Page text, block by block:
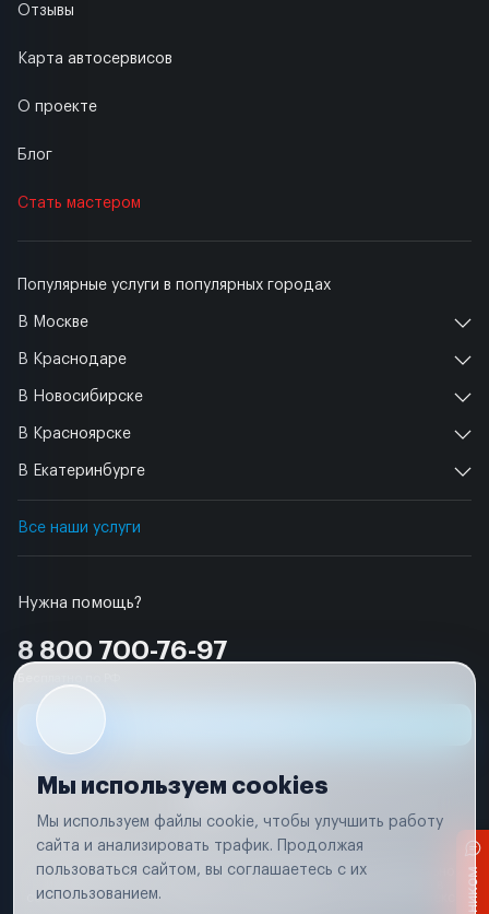
Нужна помощь?
8 800 700-76-97
Популярные услуги в популярных городах
В Москве
В Краснодаре
В Новосибирске
В Красноярске
В Екатеринбурге
Все наши услуги
Отзывы
Карта автосервисов
О проекте
Блог
Стать мастером
Условия использования
Вся информация, представленная на сайте, носит исключительно
соответствии с положениями статьи 437 (п. 2) Гражданского кодекса
Мы используем cookies
Мы используем файлы cookie, чтобы улучшить работу
сайта и анализировать трафик. Продолжая
пользоваться сайтом, вы соглашаетесь с их
использованием.